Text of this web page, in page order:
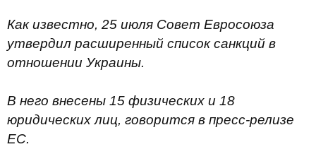
Как известно, 25 июля Совет Евросоюза
утвердил расширенный список санкций в
отношении Украины.
В него внесены 15 физических и 18
юридических лиц, говорится в пресс-релизе
ЕС.